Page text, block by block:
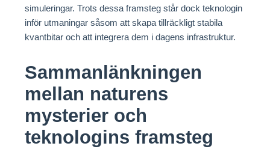
simuleringar. Trots dessa framsteg står dock teknologin
inför utmaningar såsom att skapa tillräckligt stabila
kvantbitar och att integrera dem i dagens infrastruktur.
Sammanlänkningen
mellan naturens
mysterier och
teknologins framsteg